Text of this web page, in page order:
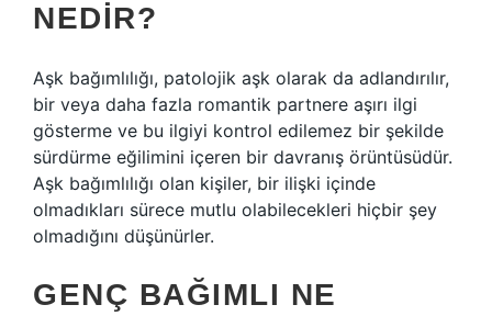
NEDIR?
Aşk bağımlılığı, patolojik aşk olarak da adlandırılır,
bir veya daha fazla romantik partnere aşırı ilgi
gösterme ve bu ilgiyi kontrol edilemez bir şekilde
sürdürme eğilimini içeren bir davranış örüntüsüdür.
Aşk bağımlılığı olan kişiler, bir ilişki içinde
olmadıkları sürece mutlu olabilecekleri hiçbir şey
olmadığını düşünürler.
GENÇ BAĞIMLI NE